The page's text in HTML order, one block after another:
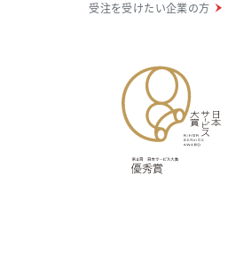
受注を受けたい企業の方